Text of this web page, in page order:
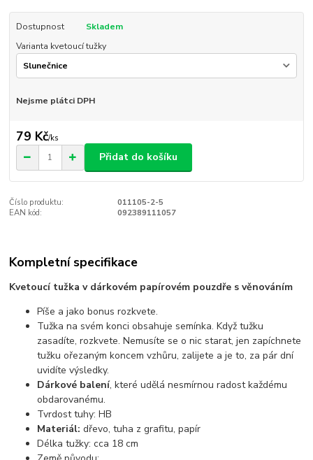
Dostupnost
Skladem
Varianta kvetoucí tužky
Nejsme plátci DPH
79 Kč/ks
Přidat do košíku
Číslo produktu:
011105-2-5
EAN kód:
092389111057
Kompletní specifikace
Kvetoucí tužka v dárkovém papírovém pouzdře s věnováním
Píše a jako bonus rozkvete.
Tužka na svém konci obsahuje semínka. Když tužku
zasadíte, rozkvete. Nemusíte se o nic starat, jen zapíchnete
tužku ořezaným koncem vzhůru, zalijete a je to, za pár dní
uvidíte výsledky.
Dárkové balení, které udělá nesmírnou radost každému
obdarovanému.
Tvrdost tuhy: HB
Materiál: dřevo, tuha z grafitu, papír
Délka tužky: cca 18 cm